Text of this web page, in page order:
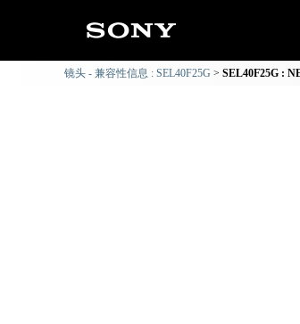
镜头 - 兼容性信息 : SEL40F25G SEL40F25G :